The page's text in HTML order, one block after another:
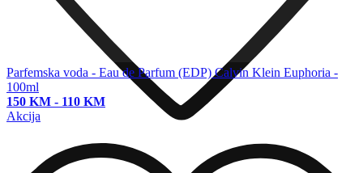
Parfemska voda - Eau de Parfum (EDP) Calvin Klein Euphoria -
100ml
150 KM - 110 KM
Akcija